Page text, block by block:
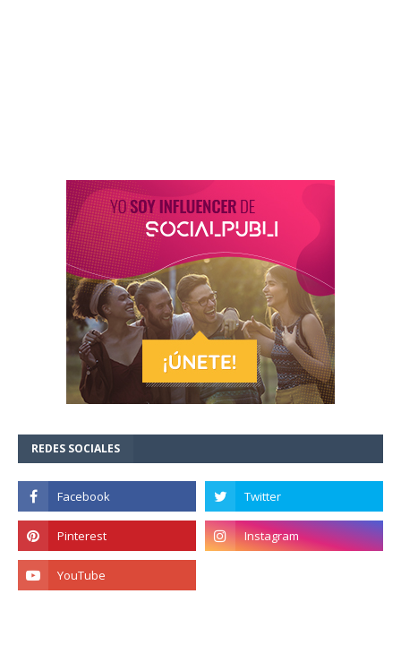
REDES SOCIALES